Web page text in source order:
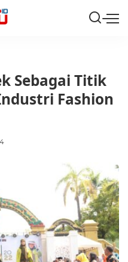
Sebagai Titik
Fashion